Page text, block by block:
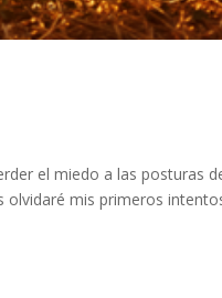
el miedo a las posturas
olvidaré mis primeros